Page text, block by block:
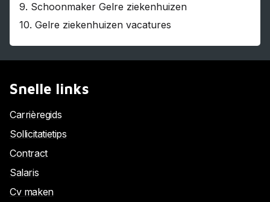
9. Schoonmaker Gelre ziekenhuizen
10. Gelre ziekenhuizen vacatures
Snelle links
Carrièregids
Sollicitatietips
Contract
Salaris
Cv maken